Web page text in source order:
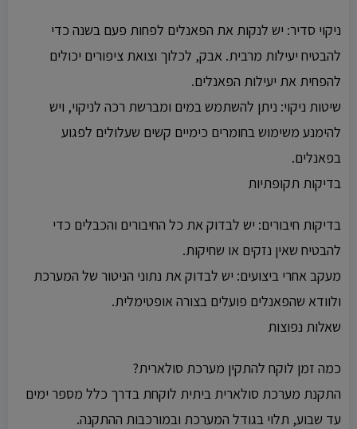
ניקוי סדיר: יש לנקות את הפאנלים לפחות פעם בשנה כדי
להבטיח יעילות מרבית. אבק, לכלוך וצואת ציפורים יכולים
להפחית את יעילות הפאנלים.
שיטות ניקוי: ניתן להשתמש במים ומברשת רכה לניקוי, ויש
להימנע משימוש בחומרים כימיים קשים שעלולים לפגוע
בפאנלים.
בדיקות תקופתיות
בדיקות חיבורים: יש לבדוק את כל החיבורים והכבלים כדי
להבטיח שאין נזקים או שחיקות.
מעקב אחרי ביצועים: יש לבדוק את נתוני הניטור של המערכת
ולוודא שהפאנלים פועלים בצורה אופטימלית.
שאלות נפוצות
כמה זמן לוקח להתקין מערכת סולארית?
התקנת מערכת סולארית ביתית לוקחת בדרך כלל מספר ימים
עד שבוע, תלוי בגודל המערכת ובמורכבות ההתקנה.